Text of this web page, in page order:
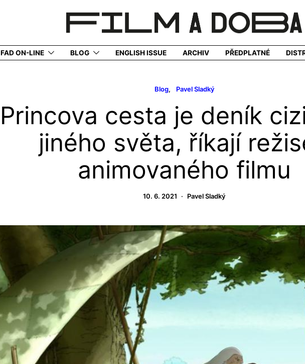
FAD ON-LINE BLOG ENGLISH ISSUE ARCHIV PŘEDPLATNÉ
Blog Pavel Sladký
Princova cesta je deník
jiného světa, říkají
animovaného filmu
10. 6. 2021 Pavel Sladký